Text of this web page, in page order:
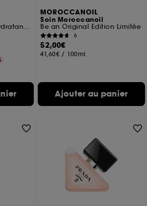
Après-shampoing Hydratant cheveux normaux à épais
MOROCCANOIL
Soin Moroccanoil
Be an Original Edition Limitée
6
52,00€
41,60€ / 100ml
Ajouter au panier